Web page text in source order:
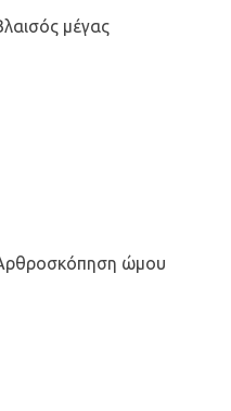
μέγας
ώμου